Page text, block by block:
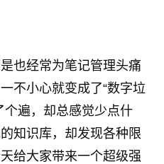
也经常为笔记管理头痛
不小心就变成了“数字垃
个遍，却总感觉少点什
知识库，却发现各种限
给大家带来一个超级强